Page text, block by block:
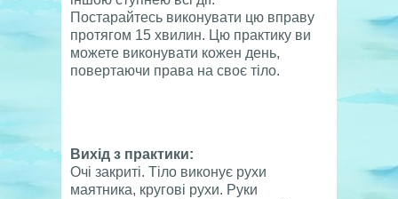
Постарайтесь виконувати цю вправу
протягом 15 хвилин. Цю практику ви
можете виконувати кожен день,
повертаючи права на своє тіло.
Вихід з практики:
Очі закриті. Тіло виконує рухи
маятника, кругові рухи. Руки